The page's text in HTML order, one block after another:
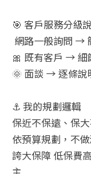
🎯 客戶服務分級
網路一般詢問 →
🎀 既有客戶 → 細
🌞 面談 → 逐條說
⚓ 我的規劃邏輯
保近不保遠、保
依預算規劃，不
誇大保障 低保費